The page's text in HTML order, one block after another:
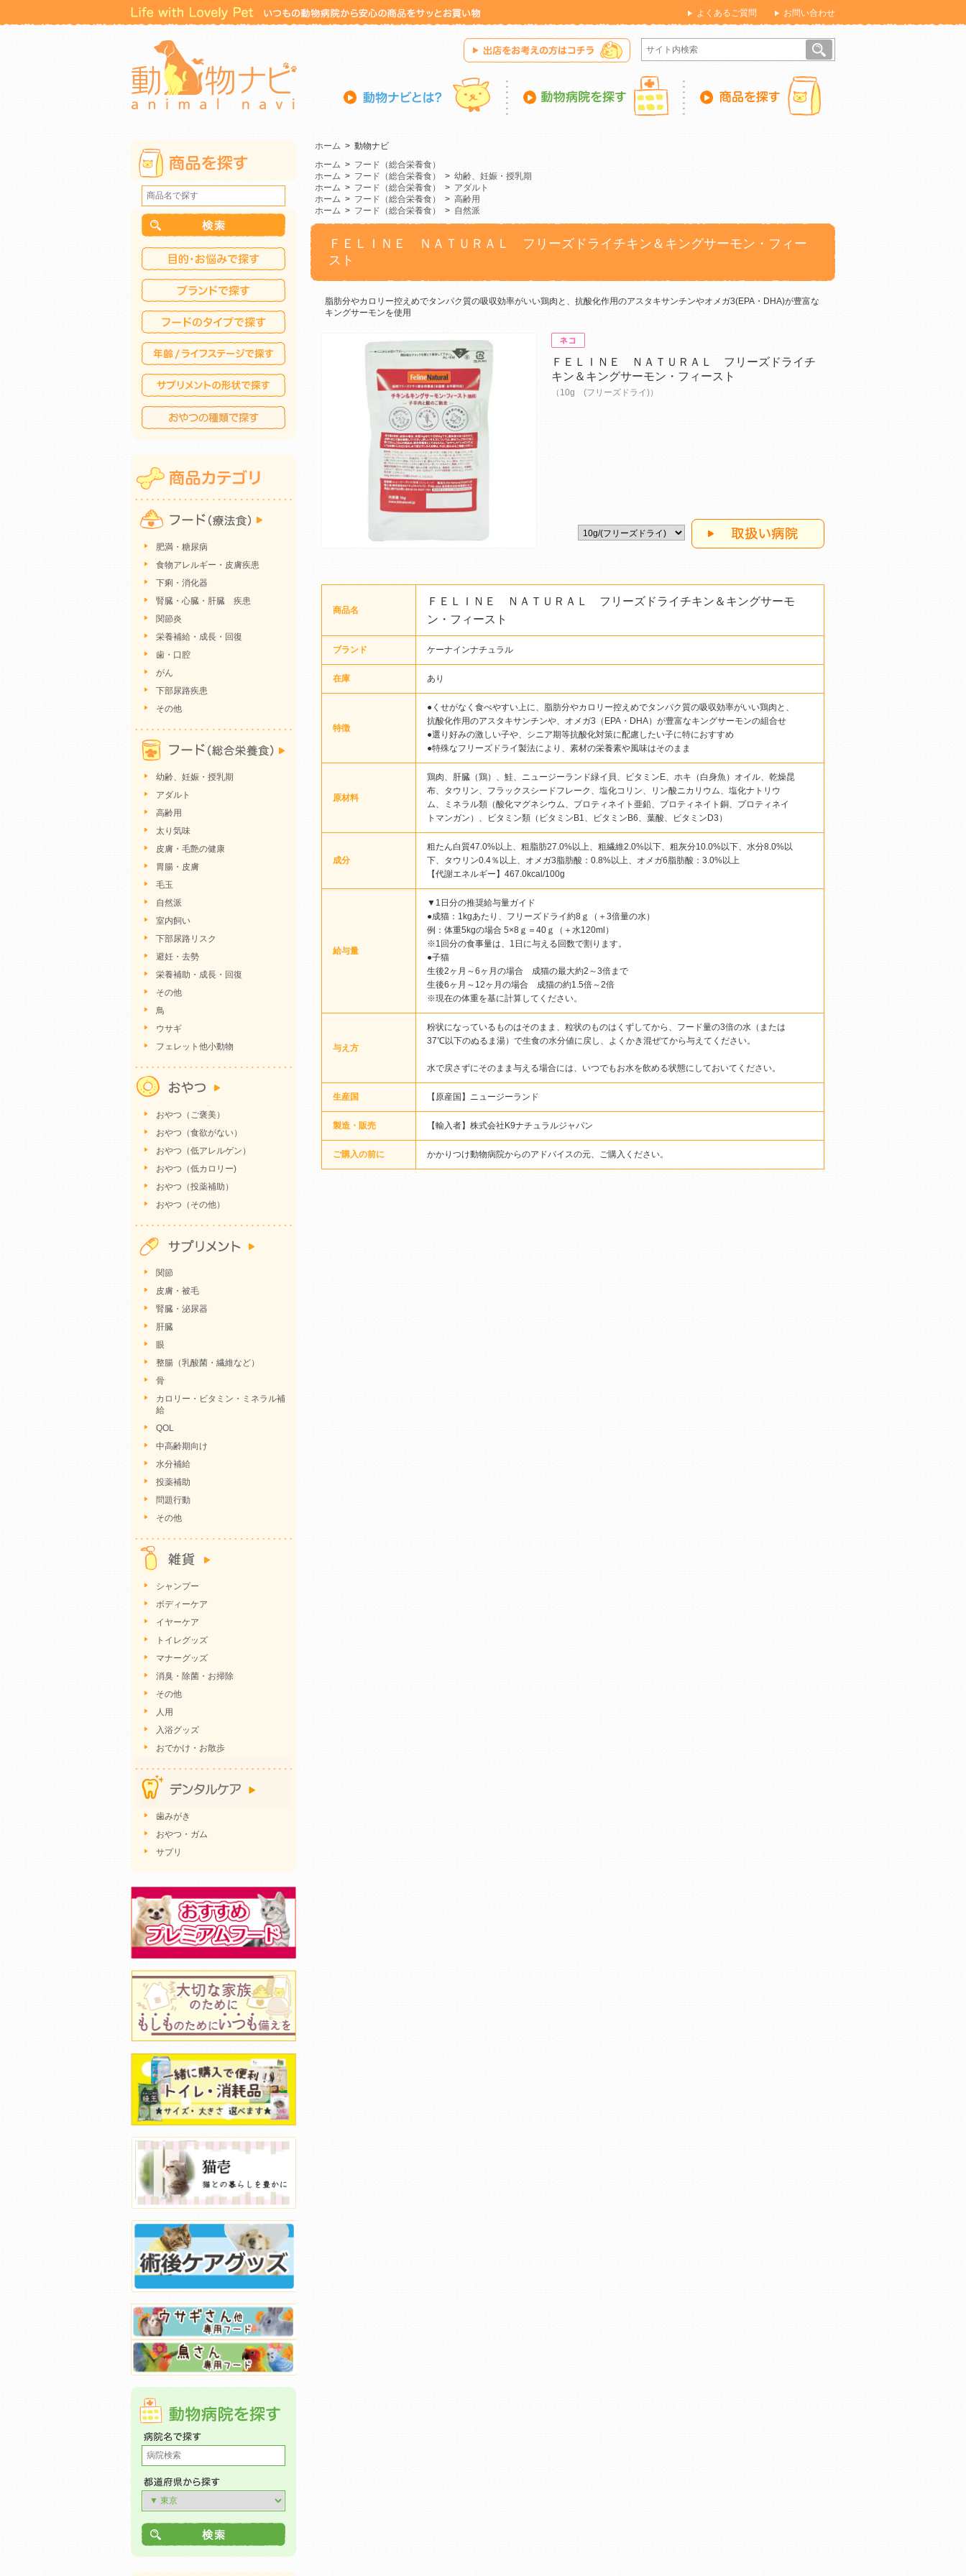
よくあるご質問 お問い合わせ
ホーム > 動物ナビ
ホーム > フード（総合栄養食）
ホーム > フード（総合栄養食） > 幼齢、妊娠・授乳期
ホーム > フード（総合栄養食） > アダルト
ホーム > フード（総合栄養食） > 高齢用
ホーム > フード（総合栄養食） > 自然派
ＦＥＬＩＮＥ ＮＡＴＵＲＡＬ フリーズドライチキン＆キングサーモン・フィー
スト
脂肪分やカロリー控えめでタンパク質の吸収効率がいい鶏肉と、抗酸化作用のアスタキサンチンやオメガ3(EPA・DHA)が豊富な
キングサーモンを使用
ＦＥＬＩＮＥ ＮＡＴＵＲＡＬ フリーズドライチ
キン＆キングサーモン・フィースト
（10g (フリーズドライ)）
商品名
ＦＥＬＩＮＥ ＮＡＴＵＲＡＬ フリーズドライチキン＆キングサーモ
ン・フィースト
ブランド ケーナインナチュラル
在庫 あり
特徴
●くせがなく食べやすい上に、脂肪分やカロリー控えめでタンパク質の吸収効率がいい鶏肉と、
抗酸化作用のアスタキサンチンや、オメガ3（EPA・DHA）が豊富なキングサーモンの組合せ
●選り好みの激しい子や、シニア期等抗酸化対策に配慮したい子に特におすすめ
●特殊なフリーズドライ製法により、素材の栄養素や風味はそのまま
原材料
鶏肉、肝臓（鶏）、鮭、ニュージーランド緑イ貝、ビタミンE、ホキ（白身魚）オイル、乾燥昆
布、タウリン、フラックスシードフレーク、塩化コリン、リン酸ニカリウム、塩化ナトリウ
ム、ミネラル類（酸化マグネシウム、プロティネイト亜鉛、プロティネイト銅、プロティネイ
トマンガン）、ビタミン類（ビタミンB1、ビタミンB6、葉酸、ビタミンD3）
成分
粗たん白質47.0%以上、粗脂肪27.0%以上、粗繊維2.0%以下、粗灰分10.0%以下、水分8.0%以
下、タウリン0.4％以上、オメガ3脂肪酸：0.8%以上、オメガ6脂肪酸：3.0%以上
【代謝エネルギー】467.0kcal/100g
給与量
▼1日分の推奨給与量ガイド
●成猫：1kgあたり、フリーズドライ約8ｇ（＋3倍量の水）
例：体重5kgの場合 5×8ｇ＝40ｇ（＋水120ml）
※1回分の食事量は、1日に与える回数で割ります。
●子猫
生後2ヶ月～6ヶ月の場合 成猫の最大約2～3倍まで
生後6ヶ月～12ヶ月の場合 成猫の約1.5倍～2倍
※現在の体重を基に計算してください。
与え方
粉状になっているものはそのまま、粒状のものはくずしてから、フード量の3倍の水（または
37℃以下のぬるま湯）で生食の水分値に戻し、よくかき混ぜてから与えてください。
水で戻さずにそのまま与える場合には、いつでもお水を飲める状態にしておいてください。
生産国 【原産国】ニュージーランド
製造・販売 【輸入者】株式会社K9ナチュラルジャパン
ご購入の前に かかりつけ動物病院からのアドバイスの元、ご購入ください。
肥満・糖尿病
食物アレルギー・皮膚疾患
下痢・消化器
腎臓・心臓・肝臓 疾患
関節炎
栄養補給・成長・回復
歯・口腔
がん
下部尿路疾患
その他
幼齢、妊娠・授乳期
アダルト
高齢用
太り気味
皮膚・毛艶の健康
胃腸・皮膚
毛玉
自然派
室内飼い
下部尿路リスク
避妊・去勢
栄養補助・成長・回復
その他
鳥
ウサギ
フェレット他小動物
おやつ（ご褒美）
おやつ（食欲がない）
おやつ（低アレルゲン）
おやつ（低カロリー)
おやつ（投薬補助）
おやつ（その他）
関節
皮膚・被毛
腎臓・泌尿器
肝臓
眼
整腸（乳酸菌・繊維など）
骨
カロリー・ビタミン・ミネラル補
給
QOL
中高齢期向け
水分補給
投薬補助
問題行動
その他
シャンプー
ボディーケア
イヤーケア
トイレグッズ
マナーグッズ
消臭・除菌・お掃除
その他
人用
入浴グッズ
おでかけ・お散歩
歯みがき
おやつ・ガム
サプリ